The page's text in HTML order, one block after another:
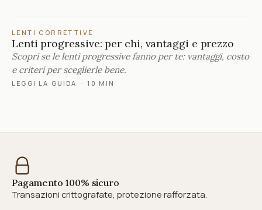
LENTI CORRETTIVE
Lenti progressive: per chi, vantaggi e prezzo
Scopri se le lenti progressive fanno per te: vantaggi, costo
e criteri per sceglierle bene.
LEGGI LA GUIDA · 10 MIN
Pagamento 100% sicuro
Transazioni crittografate, protezione rafforzata.